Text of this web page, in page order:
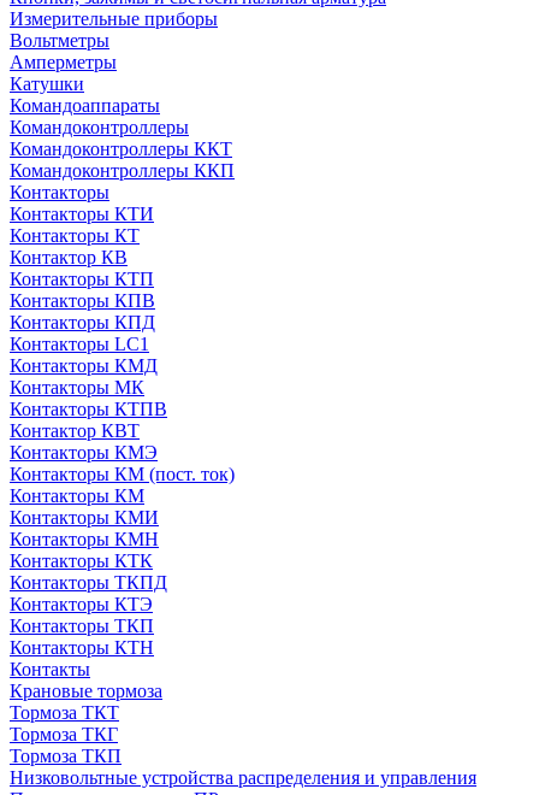
Измерительные приборы
Вольтметры
Амперметры
Катушки
Командоаппараты
Командоконтроллеры
Командоконтроллеры ККТ
Командоконтроллеры ККП
Контакторы
Контакторы КТИ
Контакторы КТ
Контактор КВ
Контакторы КТП
Контакторы КПВ
Контакторы КПД
Контакторы LC1
Контакторы КМД
Контакторы МК
Контакторы КТПВ
Контактор КВТ
Контакторы КМЭ
Контакторы КМ (пост. ток)
Контакторы КМ
Контакторы КМИ
Контакторы КМН
Контакторы КТК
Контакторы ТКПД
Контакторы КТЭ
Контакторы ТКП
Контакторы КТН
Контакты
Крановые тормоза
Тормоза ТКТ
Тормоза ТКГ
Тормоза ТКП
Низковольтные устройства распределения и управления